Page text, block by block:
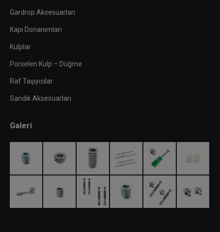
Gardrop Aksesuarları
Kapı Donanımları
Kulplar
Porselen Kulp – Düğme
Raf Taşıyıcılar
Sandık Aksesuarları
Galeri